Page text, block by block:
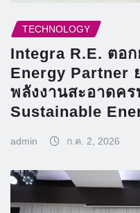
TECHNOLOGY
Integra R.E. ตอ
Energy Partner
พลังงานสะอาดค
Sustainable
admin ก.ค. 2, 2026